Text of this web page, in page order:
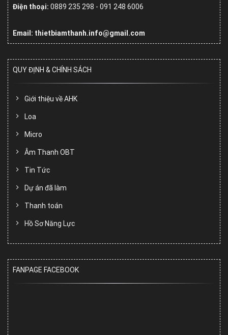
Điện thoại: 0889 235 298 - 091 248 6006
Email: thietbiamthanh.info@gmail.com
QUY ĐỊNH & CHÍNH SÁCH
Giới thiệu về AHK
Loa
Micro
Âm Thanh OBT
Tin Tức
Dự án đã làm
Thanh toán
Hồ Sơ Năng Lực
FANPAGE FACEBOOK